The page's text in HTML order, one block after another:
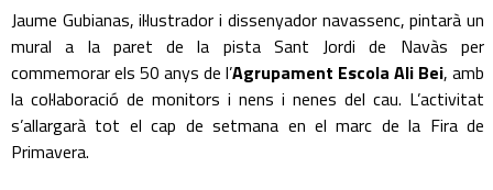
Jaume Gubianas, il·lustrador i dissenyador navassenc, pintarà un
mural a la paret de la pista Sant Jordi de Navàs per
commemorar els 50 anys de l’Agrupament Escola Ali Bei, amb
la col·laboració de monitors i nens i nenes del cau. L’activitat
s’allargarà tot el cap de setmana en el marc de la Fira de
Primavera.